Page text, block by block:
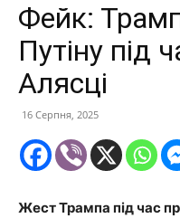
Фейк:
Путіну під
Алясці
16 Серпня, 2025
Жест Трампа під час